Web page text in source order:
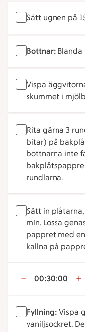
Sätt ugnen på
Bottnar: Blanda
Vispa
skummet i
Rita gärna 3
bitar) på
bottnarna inte
rundlarna.
Sätt in
min. Lossa
pappret med
kallna på
00:30:00
Fyllning: Vispa
vaniljsockret.